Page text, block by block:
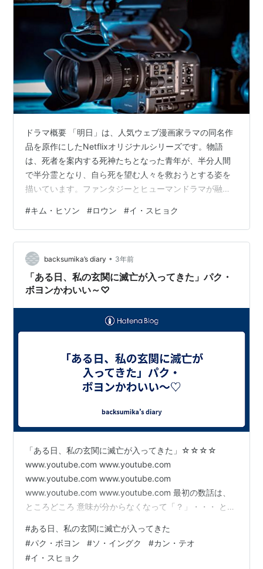
ドラマ概要 「明日」は、人気ウェブ漫画家ラマの同名作
品を原作にしたNetflixオリジナルシリーズです。物語
は、死者を案内する死神たちとなった青年が、半分人間
で半分霊となり、自ら死を望む人々を救おうとする姿を
描いています。ファンタジーとヒューマンドラマが融合
す。 主なキャスト キム・ヒソン - ク・リョン役 地獄か
ら戻った女死神。キム・ヒソンの演技でク・リョンのキ
ャラクターが生き生きと描かれています。 ロウン (SF9)
- チェ・ジュヌン役 半分人間で半分霊となった青年。ロ
ウンの独自の演技が、物語に深みを与えています。 イ・
スヒョク - パク…
#キム・ヒソン #ロウン #イ・スヒョク
backsumika’s diary • 3年前
「ある日、私の玄関に滅亡が入ってきた」パク・
ボヨンかわいい～♡
「ある日、私の玄関に滅亡が入ってきた」☆☆☆☆
www.youtube.com www.youtube.com
www.youtube.com www.youtube.com
www.youtube.com www.youtube.com 最初の数話は、
ところどころ 意味が分からなくなって「？」・・・ とな
るほど」と 納得しながら見ることができました。 パク・
ボヨンは、どんな役をやっても、本当にチャーミングで
す(*^-^*) イ・スヒョク、カン・テオ、ダウォンらイケメ
#ある日、私の玄関に滅亡が入ってきた
#パク・ボヨン #ソ・イングク #カン・テオ
#イ・スヒョク